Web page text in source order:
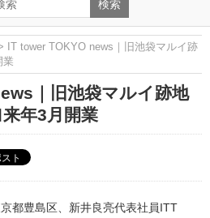
IT tower TOKYO news｜旧池袋マルイ跡
業
｜旧池袋マルイ跡地
年3月開業
都豊島区、新井良亮代表社員ITT